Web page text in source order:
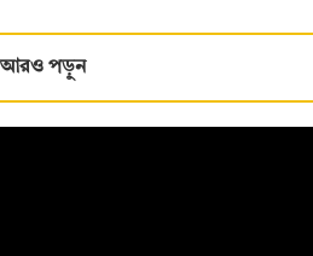
আরও পড়ুন